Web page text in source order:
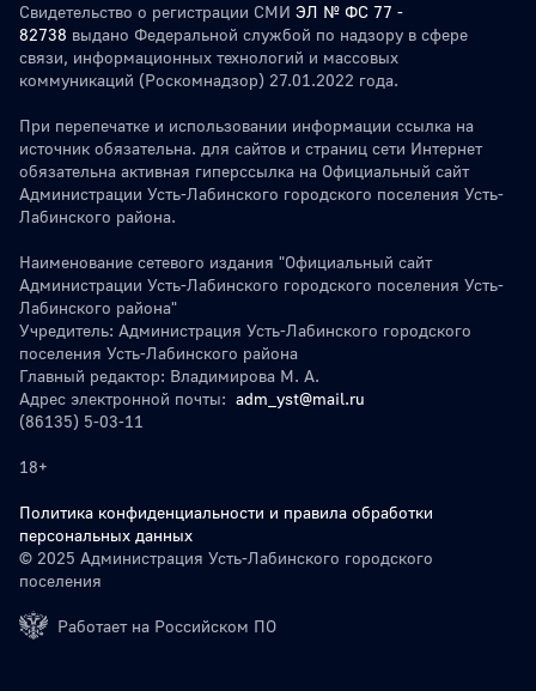
Свидетельство о регистрации СМИ ЭЛ № ФС 77 -
82738 выдано Федеральной службой по надзору в сфере
связи, информационных технологий и массовых
коммуникаций (Роскомнадзор) 27.01.2022 года.
При перепечатке и использовании информации ссылка на
источник обязательна. для сайтов и страниц сети Интернет
обязательна активная гиперссылка на Официальный сайт
Администрации Усть-Лабинского городского поселения Усть-
Лабинского района.
Наименование сетевого издания "Официальный сайт
Администрации Усть-Лабинского городского поселения Усть-
Лабинского района"
Учредитель: Администрация Усть-Лабинского городского
поселения Усть-Лабинского района
Главный редактор: Владимирова М. А.
Адрес электронной почты: adm_yst@mail.ru
(86135) 5-03-11
18+
Политика конфиденциальности и правила обработки
персональных данных
© 2025 Администрация Усть-Лабинского городского
поселения
Работает на Российском ПО